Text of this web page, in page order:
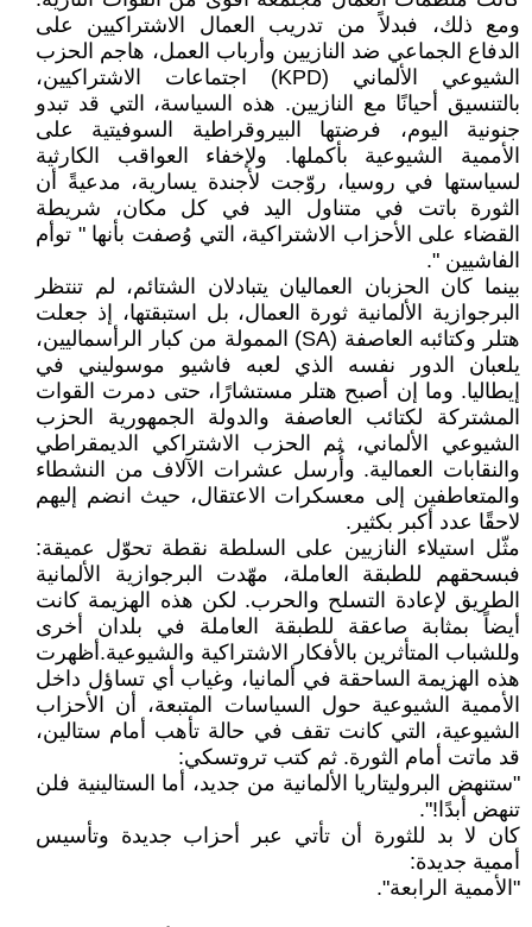
ومع ذلك، فبدلاً من تدريب العمال الاشتراكيين على
الدفاع الجماعي ضد النازيين وأرباب العمل، هاجم الحزب
الشيوعي الألماني (KPD) اجتماعات الاشتراكيين،
بالتنسيق أحيانًا مع النازيين. هذه السياسة، التي قد تبدو
جنونية اليوم، فرضتها البيروقراطية السوفيتية على
الأممية الشيوعية بأكملها. ولإخفاء العواقب الكارثية
لسياستها في روسيا، روّجت لأجندة يسارية، مدعيةً أن
الثورة باتت في متناول اليد في كل مكان، شريطة
القضاء على الأحزاب الاشتراكية، التي وُصفت بأنها " توأم
الفاشيين ".
بينما كان الحزبان العماليان يتبادلان الشتائم، لم تنتظر
البرجوازية الألمانية ثورة العمال، بل استبقتها، إذ جعلت
هتلر وكتائبه العاصفة (SA) الممولة من كبار الرأسماليين،
يلعبان الدور نفسه الذي لعبه فاشيو موسوليني في
إيطاليا. وما إن أصبح هتلر مستشارًا، حتى دمرت القوات
المشتركة لكتائب العاصفة والدولة الجمهورية الحزب
الشيوعي الألماني، ثم الحزب الاشتراكي الديمقراطي
والنقابات العمالية. وأُرسل عشرات الآلاف من النشطاء
والمتعاطفين إلى معسكرات الاعتقال، حيث انضم إليهم
لاحقًا عدد أكبر بكثير.
مثّل استيلاء النازيين على السلطة نقطة تحوّل عميقة:
فبسحقهم للطبقة العاملة، مهّدت البرجوازية الألمانية
الطريق لإعادة التسلح والحرب. لكن هذه الهزيمة كانت
أيضاً بمثابة صاعقة للطبقة العاملة في بلدان أخرى
وللشباب المتأثرين بالأفكار الاشتراكية والشيوعية.أظهرت
هذه الهزيمة الساحقة في ألمانيا، وغياب أي تساؤل داخل
الأممية الشيوعية حول السياسات المتبعة، أن الأحزاب
الشيوعية، التي كانت تقف في حالة تأهب أمام ستالين،
قد ماتت أمام الثورة. ثم كتب تروتسكي:
"ستنهض البروليتاريا الألمانية من جديد، أما الستالينية فلن
تنهض أبدًا!".
كان لا بد للثورة أن تأتي عبر أحزاب جديدة وتأسيس
أممية جديدة:
"الأممية الرابعة".